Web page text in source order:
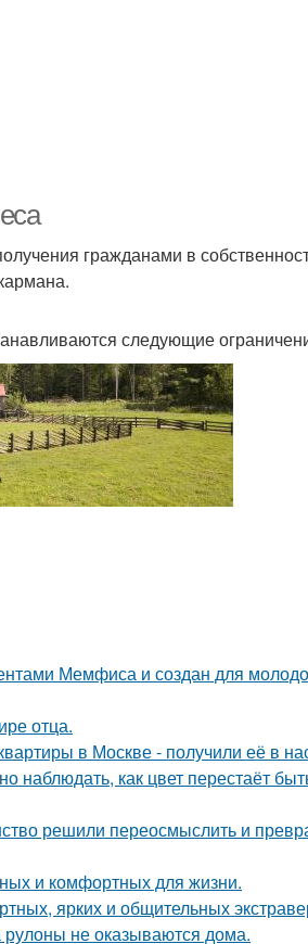
гражданами в
следующие
Мемфиса и создан для
отца.
в Москве - получили её в
как цвет перестаёт
решили переосмыслить и
и комфортных для жизни.
ярких и общительных
не оказываются дома.